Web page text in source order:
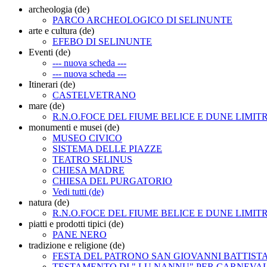
archeologia (de)
PARCO ARCHEOLOGICO DI SELINUNTE
arte e cultura (de)
EFEBO DI SELINUNTE
Eventi (de)
--- nuova scheda ---
--- nuova scheda ---
Itinerari (de)
CASTELVETRANO
mare (de)
R.N.O.FOCE DEL FIUME BELICE E DUNE
monumenti e musei (de)
MUSEO CIVICO
SISTEMA DELLE PIAZZE
TEATRO SELINUS
CHIESA MADRE
CHIESA DEL PURGATORIO
Vedi tutti (de)
natura (de)
R.N.O.FOCE DEL FIUME BELICE E DUNE
piatti e prodotti tipici (de)
PANE NERO
tradizione e religione (de)
FESTA DEL PATRONO SAN GIOVANNI BATTISTA